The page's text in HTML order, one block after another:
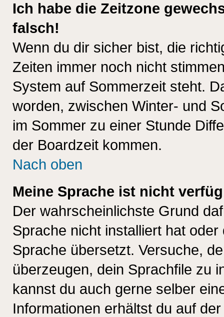
Ich habe die Zeitzone
falsch!
Wenn du dir sicher bist, die
Zeiten immer noch nicht
System auf Sommerzeit steht.
worden, zwischen Winter- und
im Sommer zu einer Stunde
der Boardzeit kommen.
Nach oben
Meine Sprache ist nicht
Der wahrscheinlichste Grund
Sprache nicht installiert hat
Sprache übersetzt. Versuche,
überzeugen, dein Sprachfile zu
kannst du auch gerne selber
Informationen erhältst du auf